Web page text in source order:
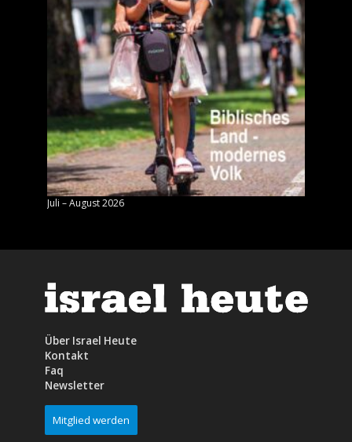
Juli – August 2026
Über Israel Heute
Kontakt
Faq
Newsletter
Mitglied werden